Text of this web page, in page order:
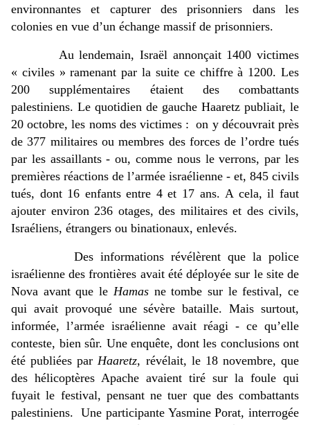
environnantes et capturer des prisonniers dans les
colonies en vue d’un échange massif de prisonniers.
Au lendemain, Israël annonçait 1400 victimes
« civiles » ramenant par la suite ce chiffre à 1200. Les
200 supplémentaires étaient des combattants
palestiniens. Le quotidien de gauche Haaretz publiait, le
20 octobre, les noms des victimes :  on y découvrait près
de 377 militaires ou membres des forces de l’ordre tués
par les assaillants - ou, comme nous le verrons, par les
premières réactions de l’armée israélienne - et, 845 civils
tués, dont 16 enfants entre 4 et 17 ans. A cela, il faut
ajouter environ 236 otages, des militaires et des civils,
Israéliens, étrangers ou binationaux, enlevés.
Des informations révélèrent que la police
israélienne des frontières avait été déployée sur le site de
Nova avant que le Hamas ne tombe sur le festival, ce
qui avait provoqué une sévère bataille. Mais surtout,
informée, l’armée israélienne avait réagi - ce qu’elle
conteste, bien sûr. Une enquête, dont les conclusions ont
été publiées par Haaretz, révélait, le 18 novembre, que
des hélicoptères Apache avaient tiré sur la foule qui
fuyait le festival, pensant ne tuer que des combattants
palestiniens. Une participante Yasmine Porat, interrogée